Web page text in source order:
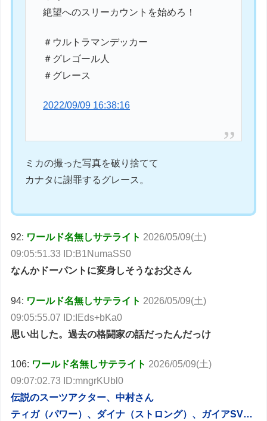
絶望へのスリーカウントを始めろ！
＃ウルトラマンデッカー
＃グレゴール人
＃グレース
2022/09/09 16:38:16
ミカの撮った写真を破り捨てて
カナタに謝罪するグレース。
92: ワールド名無しサテライト 2026/05/09(土)
09:05:51.33 ID:B1NumaSS0
なんかドーパントに変身しそうなお父さん
94: ワールド名無しサテライト 2026/05/09(土)
09:05:55.07 ID:IEds+bKa0
思い出した。過去の格闘家の話だったんだっけ
106: ワールド名無しサテライト 2026/05/09(土)
09:07:02.73 ID:mngrKUbl0
伝説のスーツアクター、中村さん
ティガ（パワー）、ダイナ（ストロング）、ガイアSV…